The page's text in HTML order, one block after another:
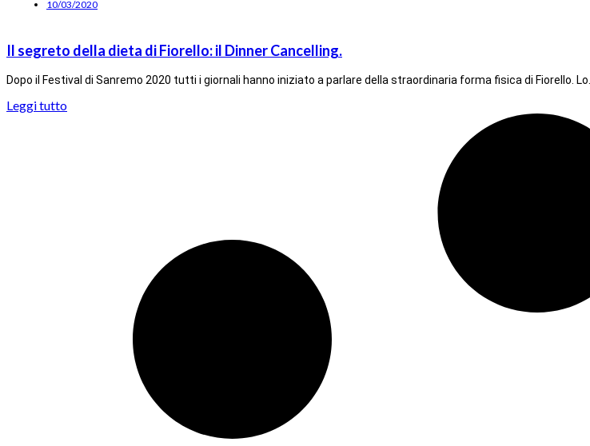
10/03/2020
Il segreto della dieta di Fiorello: il Dinner Cancelling.
Dopo il Festival di Sanremo 2020 tutti i giornali hanno iniziato a parlare della straordinaria forma fisica di Fiorello. Lo…
Leggi tutto